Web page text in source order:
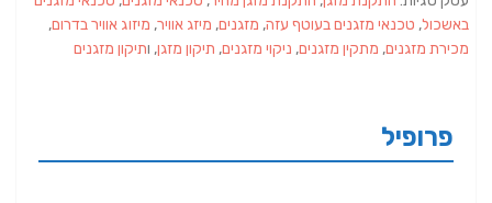
באשכול, טכנאי מזגנים בעוטף עזה, מזגנים, מיזג אוויר, מיזוג אוויר בדרום,
מכירת מזגנים, מתקין מזגנים, ניקוי מזגנים, תיקון מזגן, ותיקון מזגנים
פרופיל